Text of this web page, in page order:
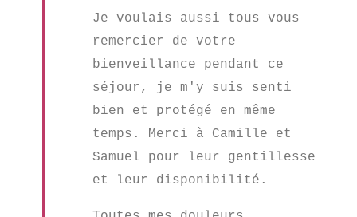
Je voulais aussi tous vous
remercier de votre
bienveillance pendant ce
séjour, je m'y suis senti
bien et protégé en même
temps. Merci à Camille et
Samuel pour leur gentillesse
et leur disponibilité.